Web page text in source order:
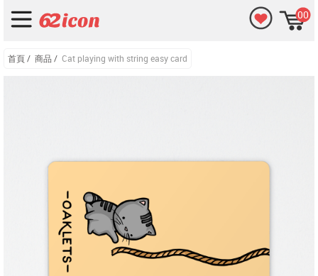
00
首頁/ 商品 / Cat playing with string easy card